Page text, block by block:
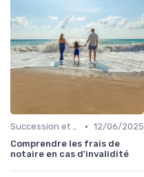
Succession et Transmission de Patrimoine • 12/06/2025
Comprendre les frais de
notaire en cas d'invalidité